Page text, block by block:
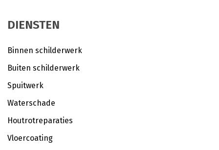
DIENSTEN
Binnen schilderwerk
Buiten schilderwerk
Spuitwerk
Waterschade
Houtrotreparaties
Vloercoating